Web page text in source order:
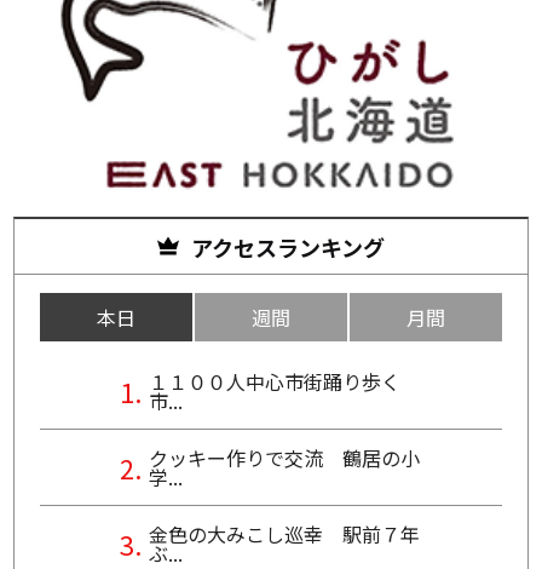
アクセスランキング
本日 週間 月間
１１００人中心市街踊り歩く
市...
クッキー作りで交流 鶴居の小
学...
金色の大みこし巡幸 駅前７年
ぶ...